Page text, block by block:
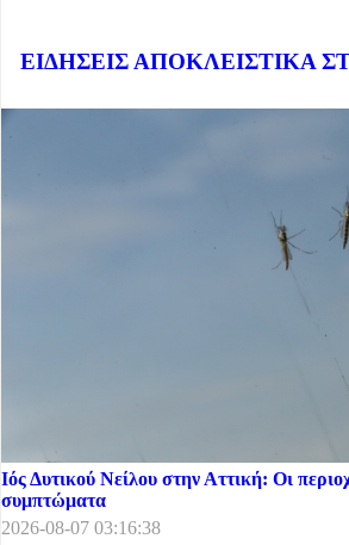
ΕΙΔΗΣΕΙΣ ΑΠΟΚΛΕΙΣΤΙΚΑ
Ιός Δυτικού Νείλου στην Αττική: Οι
συμπτώματα
2026-08-07 03:16:38